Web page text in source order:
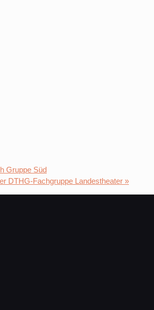
Gruppe Süd
DTHG-Fachgruppe Landestheater »